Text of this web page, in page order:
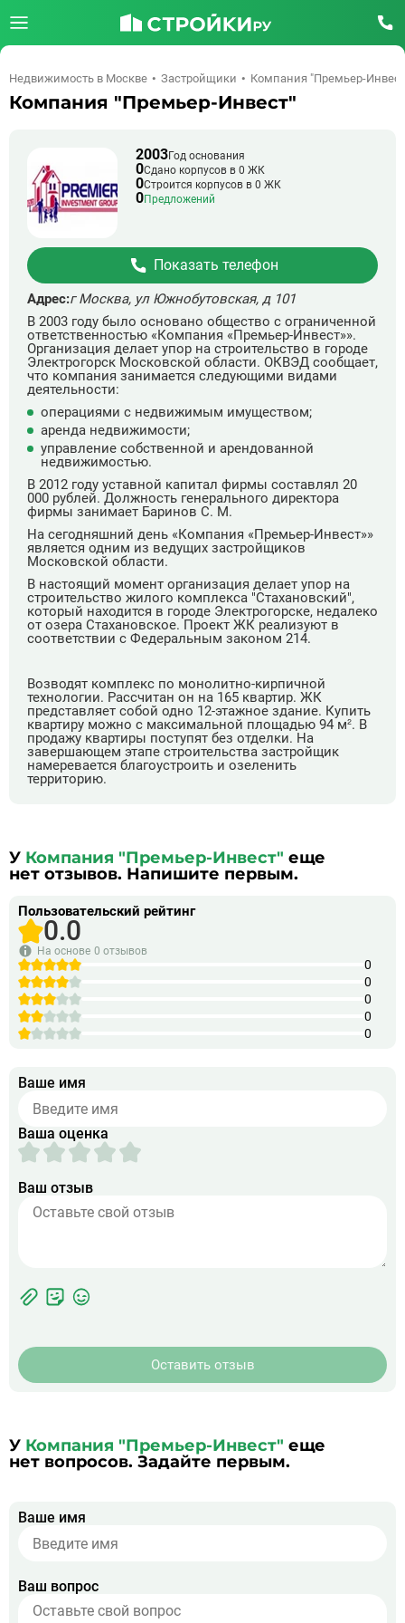
Недвижимость в Москве Застройщики Компания "Премьер-
Компания "Премьер-Инвест"
2003Год основания
0Сдано корпусов в 0 ЖК
0Строится корпусов в 0 ЖК
0Предложений
Показать телефон
Адрес:г Москва, ул Южнобутовская, д 101
В 2003 году было основано общество с ограниченной
ответственностью «Компания «Премьер-Инвест»».
Организация делает упор на строительство в городе
Электрогорск Московской области. ОКВЭД сообщает,
что компания занимается следующими видами
деятельности:
операциями с недвижимым имуществом;
аренда недвижимости;
управление собственной и арендованной
недвижимостью.
В 2012 году уставной капитал фирмы составлял 20
000 рублей. Должность генерального директора
фирмы занимает Баринов С. М.
На сегодняшний день «Компания «Премьер-Инвест»»
является одним из ведущих застройщиков
Московской области.
В настоящий момент организация делает упор на
строительство жилого комплекса "Стахановский",
который находится в городе Электрогорске, недалеко
от озера Стахановское. Проект ЖК реализуют в
соответствии с Федеральным законом 214.
Возводят комплекс по монолитно-кирпичной
технологии. Рассчитан он на 165 квартир. ЖК
представляет собой одно 12-этажное здание. Купить
квартиру можно с максимальной площадью 94 м². В
продажу квартиры поступят без отделки. На
завершающем этапе строительства застройщик
намеревается благоустроить и озеленить
территорию.
У Компания "Премьер-Инвест" еще
нет отзывов. Напишите первым.
Пользовательский рейтинг
0.0
На основе 0 отзывов
0
0
0
0
0
Ваше имя
Ваша оценка
Ваш отзыв
Фотографии
ЖК
Прикрепить
фото
Оставить отзыв
У Компания "Премьер-Инвест" еще
нет вопросов. Задайте первым.
Ваше имя
Ваш вопрос